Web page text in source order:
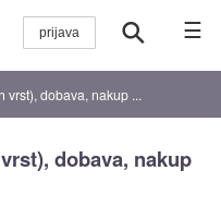
☰
vrst), dobava, nakup ...
dobava, nakup